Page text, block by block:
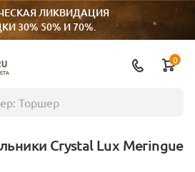
ЛИКВИДАЦИЯ
30% 50% И 70%.
0
Crystal Lux Meringue